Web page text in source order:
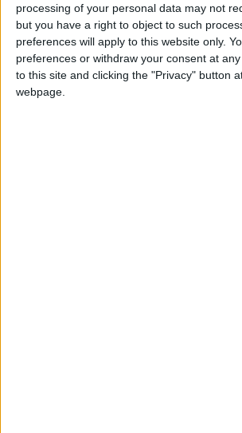
processing of your personal data may not
but you have a right to object to such
preferences will apply to this website only.
preferences or withdraw your consent at
to this site and clicking the "Privacy" button
webpage.
Case a poco prezzo nel
Comprare casa all’estero: le
Come comprare casa
Mutuo di liquidità